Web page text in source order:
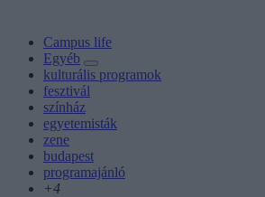
Campus life
Egyéb
kulturális programok
fesztivál
színház
egyetemisták
zene
budapest
programajánló
+4